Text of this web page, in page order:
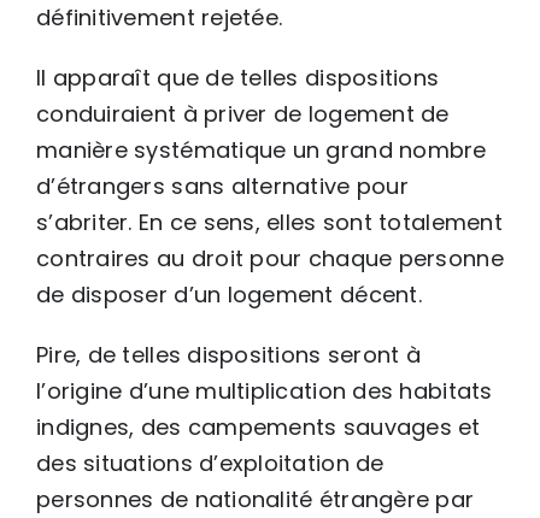
définitivement rejetée.
Il apparaît que de telles dispositions
conduiraient à priver de logement de
manière systématique un grand nombre
d’étrangers sans alternative pour
s’abriter. En ce sens, elles sont totalement
contraires au droit pour chaque personne
de disposer d’un logement décent.
Pire, de telles dispositions seront à
l’origine d’une multiplication des habitats
indignes, des campements sauvages et
des situations d’exploitation de
personnes de nationalité étrangère par